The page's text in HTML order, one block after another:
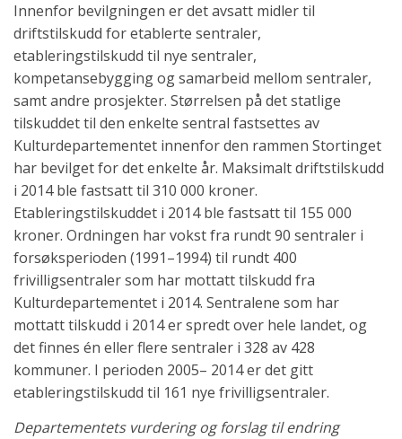
Innenfor bevilgningen er det avsatt midler til
driftstilskudd for etablerte sentraler,
etableringstilskudd til nye sentraler,
kompetansebygging og samarbeid mellom sentraler,
samt andre prosjekter. Størrelsen på det statlige
tilskuddet til den enkelte sentral fastsettes av
Kulturdepartementet innenfor den rammen Stortinget
har bevilget for det enkelte år. Maksimalt driftstilskudd
i 2014 ble fastsatt til 310 000 kroner.
Etableringstilskuddet i 2014 ble fastsatt til 155 000
kroner. Ordningen har vokst fra rundt 90 sentraler i
forsøksperioden (1991–1994) til rundt 400
frivilligsentraler som har mottatt tilskudd fra
Kulturdepartementet i 2014. Sentralene som har
mottatt tilskudd i 2014 er spredt over hele landet, og
det finnes én eller flere sentraler i 328 av 428
kommuner. I perioden 2005– 2014 er det gitt
etableringstilskudd til 161 nye frivilligsentraler.
Departementets vurdering og forslag til endring